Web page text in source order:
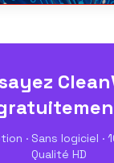
· Sans logiciel ·
Qualité HD